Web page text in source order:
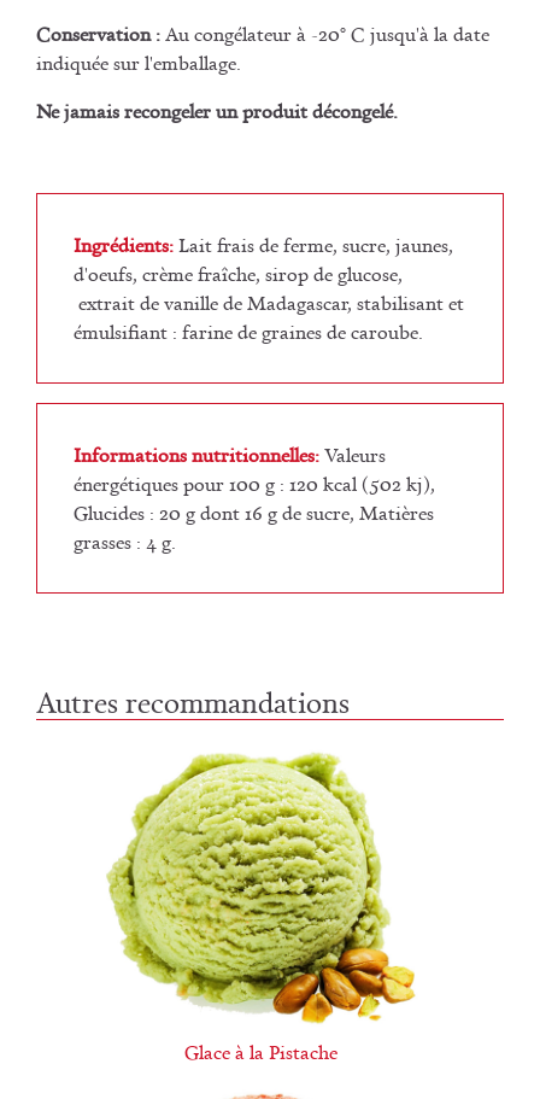
Conservation :Au congélateur à -20° C jusqu'à la date
indiquée sur l'emballage.
Ne jamais recongeler un produit décongelé.
Ingrédients:Lait frais de ferme, sucre, jaunes,
d'oeufs, crème fraîche, sirop de glucose,
extrait de vanille de Madagascar, stabilisant et
émulsifiant : farine de graines de caroube.
Informations nutritionnelles:Valeurs
énergétiques pour 100 g : 120 kcal (502 kj),
Glucides : 20 g dont 16 g de sucre, Matières
grasses : 4 g.
Autres recommandations
Glace à la Pistache